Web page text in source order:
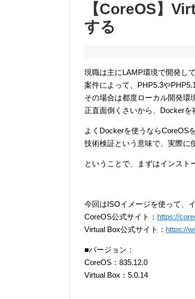
【CoreOS】
する
現職は主にLAMP環境で開発し
案件によって、PHP5.3や
その場合は都度ローカル開発環
正直面倒くさいから、Dockerを
よくDockerを使うならCoreOS
技術検証という意味で、実際に
ということで、まずはインスト
今回はISOイメージを使って、
CoreOS公式サイト： https://
Virtual Box公式サイト： https://
■バージョン：
CoreOS：835.12.0
Virtual Box：5.0.14